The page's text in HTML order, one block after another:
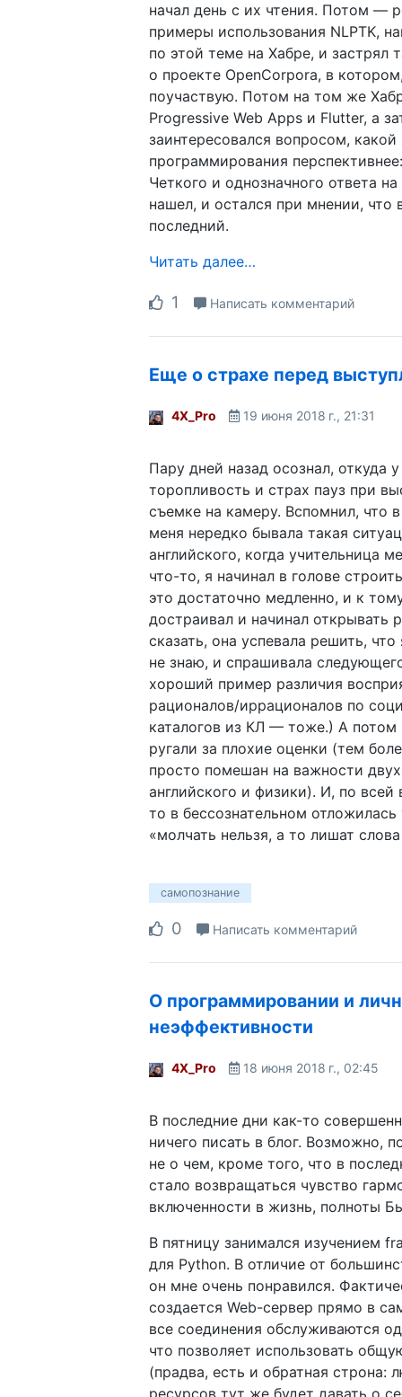
начал день с их чтения. Потом —
примеры использования NLPTK,
по этой теме на Хабре, и застрял
о проекте OpenCorpora, в
поучаствую. Потом на том же
Progressive Web Apps и Flutter, а
заинтересовался вопросом, какой
программирования
Четкого и однозначного ответа
нашел, и остался при мнении, что
последний.
Читать далее…
1 Написать комментарий
Еще о страхе перед
4X_Pro 19 июня 2018 г., 21:31
Пару дней назад осознал, откуда
торопливость и страх пауз при
съемке на камеру. Вспомнил, что
меня нередко бывала такая
английского, когда учительница
что-то, я начинал в голове
это достаточно медленно, и к
достраивал и начинал открывать
сказать, она успевала решить,
не знаю, и спрашивала
хороший пример различия
рационалов/иррационалов по
каталогов из КЛ — тоже.) А
ругали за плохие оценки (тем
просто помешан на важности
английского и физики). И, по всей
то в бессознательном отложилась
«молчать нельзя, а то лишат
самопознание
0 Написать комментарий
О программировании и
неэффективности
4X_Pro 18 июня 2018 г., 02:45
В последние дни как-то
ничего писать в блог. Возможно,
не о чем, кроме того, что в
стало возвращаться чувство
включенности в жизнь, полноты
В пятницу занимался изучением
для Python. В отличие от
он мне очень понравился.
создается Web-сервер прямо в
все соединения обслуживаются
что позволяет использовать
(прадва, есть и обратная строна:
ресурсов тут же будет давать о